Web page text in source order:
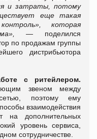
и затраты, потому
еще такая
которая
— поделился
по продажам группы
дистрибьютора
с ритейлером.
звеном между
поэтому ему
взаимодействия
на дополнительных
уровень сервиса,
сотрудничестве.